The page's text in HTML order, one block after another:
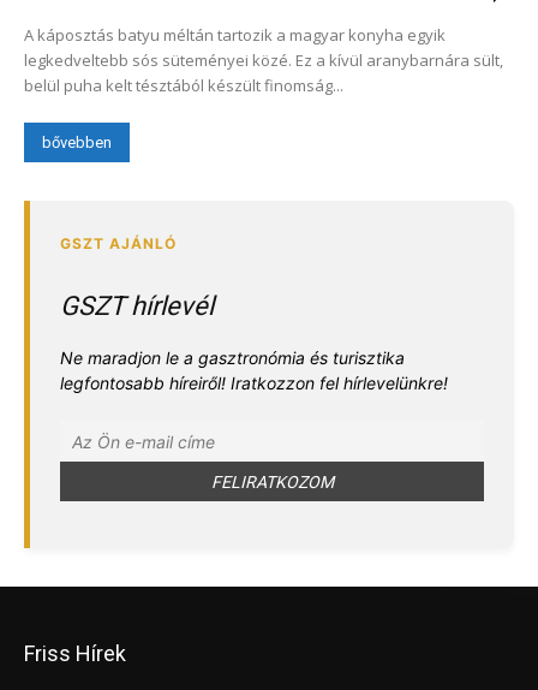
A káposztás batyu méltán tartozik a magyar konyha egyik
legkedveltebb sós süteményei közé. Ez a kívül aranybarnára sült,
belül puha kelt tésztából készült finomság...
bővebben
GSZT hírlevél
Ne maradjon le a gasztronómia és turisztika
legfontosabb híreiről! Iratkozzon fel hírlevelünkre!
Friss Hírek